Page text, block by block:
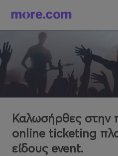
Καλωσήρθες στην
online ticketing
είδους event.